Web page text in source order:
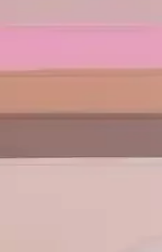
iyi kesim blazer ve
Bir Arada
Hafif ve kolay şekil
İçin